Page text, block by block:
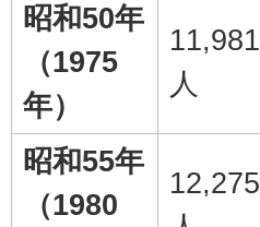
昭和50年
（1975
年）
11,981
人
昭和55年
（1980
12,275